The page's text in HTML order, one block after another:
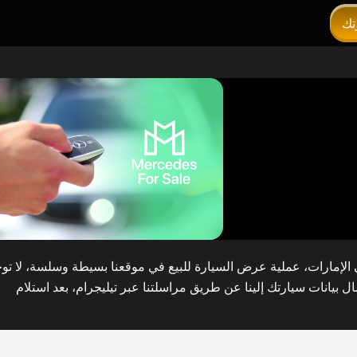
عملية عرض السيارة للبيع في موقعنا بسيطة وسلسة، لا
سيارتك إلينا عن طريق مراسلتنا عبر تيليجرام، بعد استلام